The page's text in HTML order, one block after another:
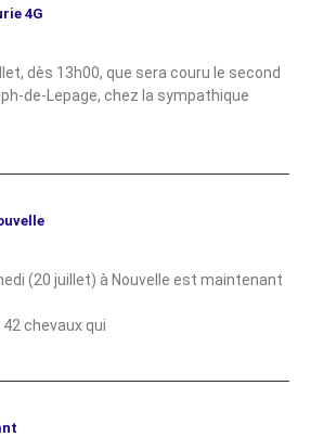
4G
dès 13h00, que sera couru le second
de-Lepage, chez la sympathique
(20 juillet) à Nouvelle est maintenant
chevaux qui